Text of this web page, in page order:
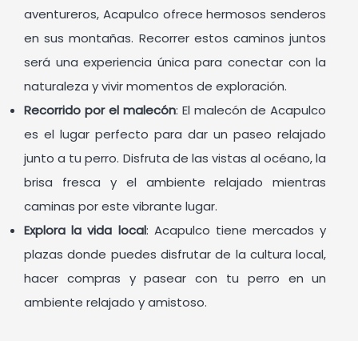
aventureros, Acapulco ofrece hermosos senderos
en sus montañas. Recorrer estos caminos juntos
será una experiencia única para conectar con la
naturaleza y vivir momentos de exploración.
Recorrido por el malecón: El malecón de Acapulco
es el lugar perfecto para dar un paseo relajado
junto a tu perro. Disfruta de las vistas al océano, la
brisa fresca y el ambiente relajado mientras
caminas por este vibrante lugar.
Explora la vida local: Acapulco tiene mercados y
plazas donde puedes disfrutar de la cultura local,
hacer compras y pasear con tu perro en un
ambiente relajado y amistoso.